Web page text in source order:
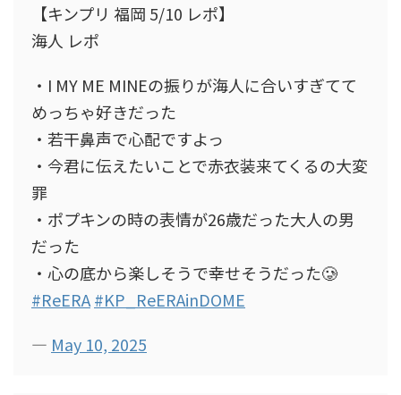
【キンプリ 福岡 5/10 レポ】
海人 レポ
・I MY ME MINEの振りが海人に合いすぎてて
めっちゃ好きだった
・若干鼻声で心配ですよっ
・今君に伝えたいことで赤衣装来てくるの大変
罪
・ポプキンの時の表情が26歳だった大人の男
だった
・心の底から楽しそうで幸せそうだった🥲
#ReERA#KP_ReERAinDOME
— May 10, 2025